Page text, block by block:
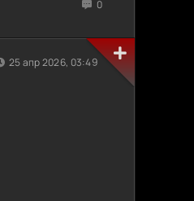
0
25 апр 2026, 03:49